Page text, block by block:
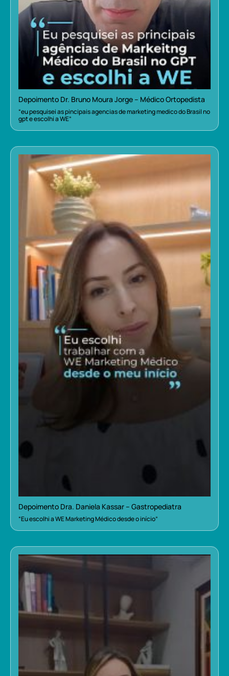
Depoimento Dr. Bruno Moura Jorge – Médico Ortopedista
“eu pesquisei as pincipais agencias de marketing medico do Brasil no
gpt e escolhi a WE”
Depoimento Dra. Daniela Kassar – Gastropediatra
“Eu escolhi a WE Marketing Médico desde o início”